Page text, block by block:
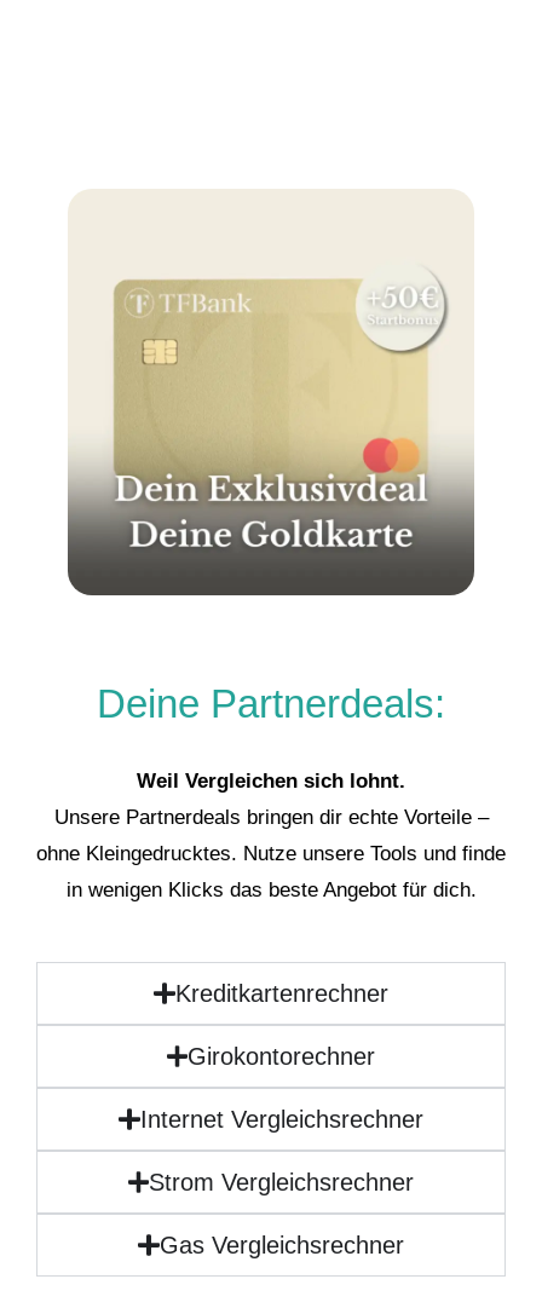
Deine Partnerdeals:
Weil Vergleichen sich lohnt.
Unsere Partnerdeals bringen dir echte Vorteile –
ohne Kleingedrucktes. Nutze unsere Tools und finde
in wenigen Klicks das beste Angebot für dich.
Kreditkartenrechner
Girokontorechner
Internet Vergleichsrechner
Strom Vergleichsrechner
Gas Vergleichsrechner